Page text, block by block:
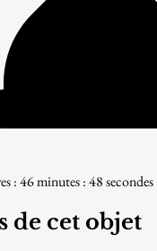
: 46 minutes : 47 secondes
de cet objet